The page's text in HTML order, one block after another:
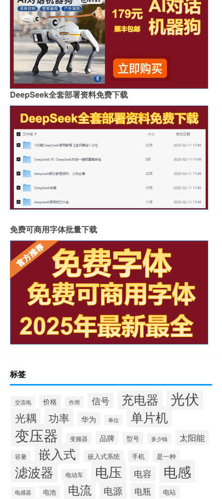
DeepSeek全套部署资料免费下载
免费可商用字体批量下载
标签
交流电 价格 作用 信号 充电器 光伏
光耦 功率 华为 单位 单片机
变压器 变频器 品牌 型号 多少钱 太阳能
容量 嵌入式 嵌入式系统 手机 是一种
滤波器 电动车 电压 电容 电感
电感器 电池 电流 电源 电瓶 电站